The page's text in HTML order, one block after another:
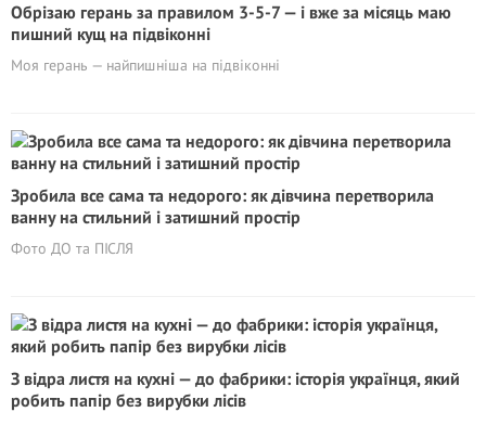
Обрізаю герань за правилом 3-5-7 — і вже за місяць маю
пишний кущ на підвіконні
Моя герань — найпишніша на підвіконні
Зробила все сама та недорого: як дівчина перетворила
ванну на стильний і затишний простір
Фото ДО та ПІСЛЯ
З відра листя на кухні — до фабрики: історія українця, який
робить папір без вирубки лісів